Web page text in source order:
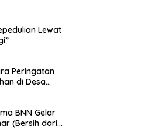
Lewat
Peringatan
di Desa
BNN Gelar
(Bersih dari